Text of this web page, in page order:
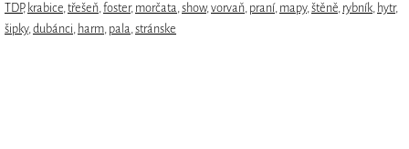
TDP, krabice,třešeň,foster, morčata,show,vorvaň, praní, mapy,štěně, rybník, hytr,
šipky,dubánci, harm, pala,stránske